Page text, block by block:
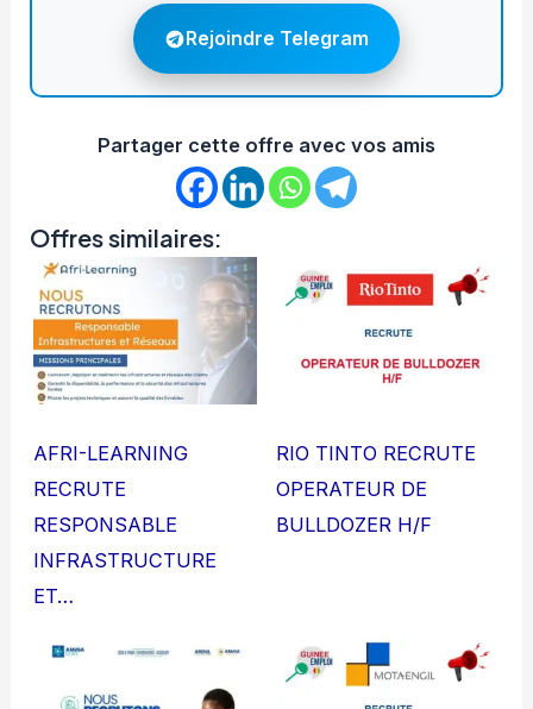
Rejoindre Telegram
Partager cette offre avec vos amis
Offres similaires:
AFRI-LEARNING
RECRUTE
RESPONSABLE
INFRASTRUCTURE
ET…
RIO TINTO RECRUTE
OPERATEUR DE
BULLDOZER H/F